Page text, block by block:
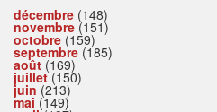
décembre (148)
novembre (151)
octobre (159)
septembre (185)
août (169)
juillet(150)
juin (213)
mai (149)